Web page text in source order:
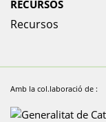
RECURSOS
Recursos
Amb la col.laboració de :